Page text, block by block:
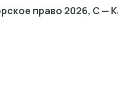
право 2026, C —